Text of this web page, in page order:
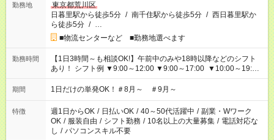
勤務地
東京都荒川区
日暮里駅から徒歩5分 / 南千住駅から徒歩5分 / 西日暮里駅か
ら徒歩5分 / …
■物流センターなど ■勤務地選べます
勤務時間
【1日3時間～も相談OK!】午前中のみや18時以降などのシフト
あり！ シフト例 ▼9:00～12:00 ▼9:00～17:00 ▼10:00～19:00
▼18:00～21:00
期間 1日だけの単発OK！＃8月～ ＃9月～
特徴 週1日からOK / 日払いOK / 40～50代活躍中 / 副業・Wワーク
OK / 服装自由 / シフト勤務 / 10名以上の大量募集 / 電話対応な
し / パソコンスキル不要